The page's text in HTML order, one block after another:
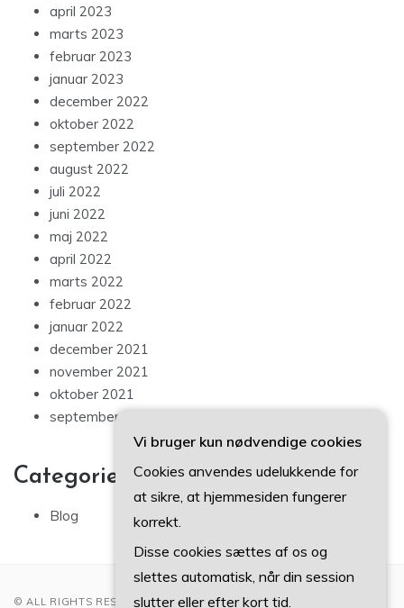
april 2023
marts 2023
februar 2023
januar 2023
december 2022
oktober 2022
september 2022
august 2022
juli 2022
juni 2022
maj 2022
april 2022
marts 2022
februar 2022
januar 2022
december 2021
november 2021
oktober 2021
september 2021
Categories
Blog
© ALL RIGHTS RESERVED 2022
Vi bruger kun nødvendige cookies
Cookies anvendes udelukkende for
at sikre, at hjemmesiden fungerer
korrekt.
Disse cookies sættes af os og
slettes automatisk, når din session
slutter eller efter kort tid.